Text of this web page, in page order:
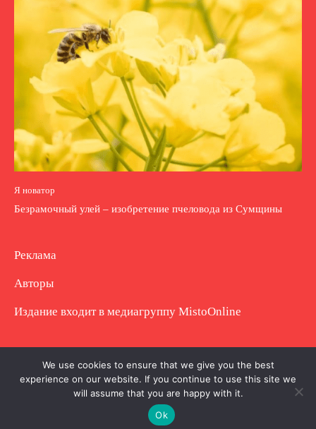
Я новатор
Безрамочный улей – изобретение пчеловода из Сумщины
Реклама
Авторы
Издание входит в медиагруппу MistoOnline
Copyright © Полное использование материала
запрещено. Частично разрешено с гиперссылкой.
We use cookies to ensure that we give you the best
experience on our website. If you continue to use this site we
will assume that you are happy with it.
Ok